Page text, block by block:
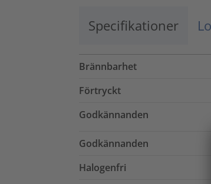
Specifikationer
Brännbarhet
Förtryckt
Godkännanden
Godkännanden
Halogenfri